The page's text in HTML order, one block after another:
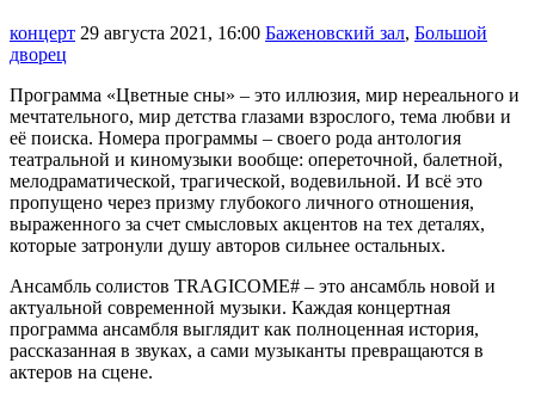
концерт 29 августа 2021, 16:00 Баженовский зал, Большой
дворец
Программа «Цветные сны» – это иллюзия, мир нереального и
мечтательного, мир детства глазами взрослого, тема любви и
её поиска. Номера программы – своего рода антология
театральной и киномузыки вообще: опереточной, балетной,
мелодраматической, трагической, водевильной. И всё это
пропущено через призму глубокого личного отношения,
выраженного за счет смысловых акцентов на тех деталях,
которые затронули душу авторов сильнее остальных.
Ансамбль солистов TRAGICOME# – это ансамбль новой и
актуальной современной музыки. Каждая концертная
программа ансамбля выглядит как полноценная история,
рассказанная в звуках, а сами музыканты превращаются в
актеров на сцене.